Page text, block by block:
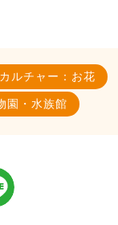
カルチャー：お花
園・水族館